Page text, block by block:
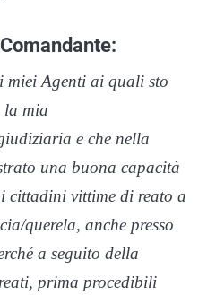
miei Agenti ai quali sto
la mia
e che nella
una buona capacità
cittadini vittime di reato a
querela, anche presso
a seguito della
prima procedibili